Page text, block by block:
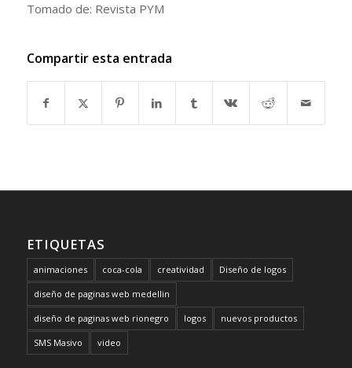
Tomado de: Revista PYM
Compartir esta entrada
ETIQUETAS
animaciones coca-cola creatividad Diseño de logos
diseño de paginas web medellin
diseño de paginas web rionegro logos nuevos productos
SMS Masivo video